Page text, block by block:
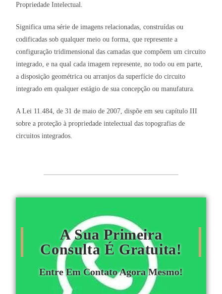
Propriedade Intelectual.
Significa uma série de imagens relacionadas, construídas ou
codificadas sob qualquer meio ou forma, que represente a
configuração tridimensional das camadas que compõem um circuito
integrado, e na qual cada imagem represente, no todo ou em parte,
a disposição geométrica ou arranjos da superfície do circuito
integrado em qualquer estágio de sua concepção ou manufatura.
A Lei 11.484, de 31 de maio de 2007, dispõe em seu capítulo III
sobre a proteção à propriedade intelectual das topografias de
circuitos integrados.
A Sua Primeira
Consulta É Gratuita!
Entre Em Contato Agora Mesmo!